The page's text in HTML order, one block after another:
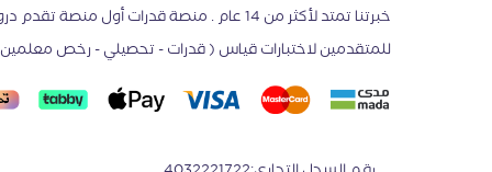
خبرتنا تمتد لأكثر من 14 عام . منصة قدرات أول منصة
للمتقدمين لاختبارات قياس ( قدرات - تحصيلي - رخص